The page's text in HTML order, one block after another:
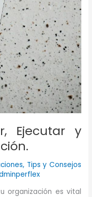
Ejecutar y
, Tips y Consejos
organización es vital